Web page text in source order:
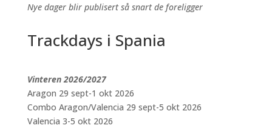
Nye dager blir publisert så snart de foreligger
Trackdays i Spania
Vinteren 2026/2027
Aragon 29 sept-1 okt 2026
Combo Aragon/Valencia 29 sept-5 okt 2026
Valencia 3-5 okt 2026